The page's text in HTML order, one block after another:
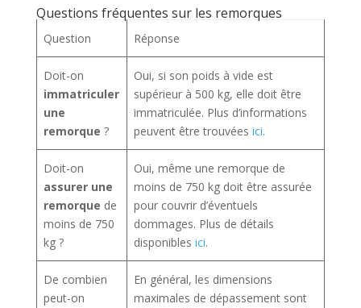
Questions fréquentes sur les remorques
Question Réponse
Doit-on
immatriculer
une
remorque ?
Oui, si son poids à vide est
supérieur à 500 kg, elle doit être
immatriculée. Plus d’informations
peuvent être trouvées ici.
Doit-on
assurer une
remorque de
moins de 750
kg ?
Oui, même une remorque de
moins de 750 kg doit être assurée
pour couvrir d’éventuels
dommages. Plus de détails
disponibles ici.
De combien
peut-on
En général, les dimensions
maximales de dépassement sont